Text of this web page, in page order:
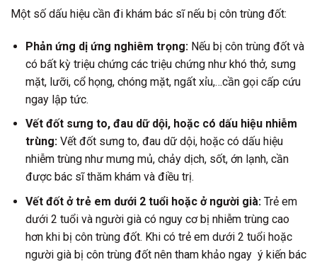
Một số dấu hiệu cần đi khám bác sĩ nếu bị côn trùng đốt:
Phản ứng dị ứng nghiêm trọng:Nếu bị côn trùng đốt và
có bất kỳ triệu chứng các triệu chứng như khó thở, sưng
mặt, lưỡi, cổ họng, chóng mặt, ngất xỉu,…cần gọi cấp cứu
ngay lập tức.
Vết đốt sưng to, đau dữ dội, hoặc có dấu hiệu nhiễm
trùng:Vết đốt sưng to, đau dữ dội, hoặc có dấu hiệu
nhiễm trùng như mưng mủ, chảy dịch, sốt, ớn lạnh, cần
được bác sĩ thăm khám và điều trị.
Vết đốt ở trẻ em dưới 2 tuổi hoặc ở người già:Trẻ em
dưới 2 tuổi và người già có nguy cơ bị nhiễm trùng cao
hơn khi bị côn trùng đốt. Khi có trẻ em dưới 2 tuổi hoặc
người già bị côn trùng đốt nên tham khảo ngay ý kiến bác